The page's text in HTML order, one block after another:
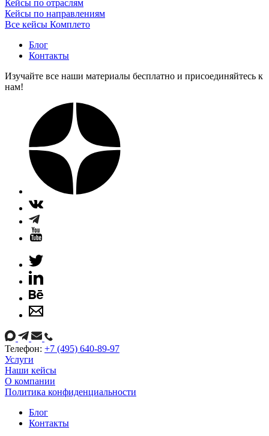
Кейсы по отраслям
Кейсы по направлениям
Все кейсы Комплето
Блог
Контакты
Изучайте все наши материалы бесплатно и присоединяйтесь к
нам!
Телефон: +7 (495) 640-89-97
Услуги
Наши кейсы
О компании
Политика конфиденциальности
Блог
Контакты